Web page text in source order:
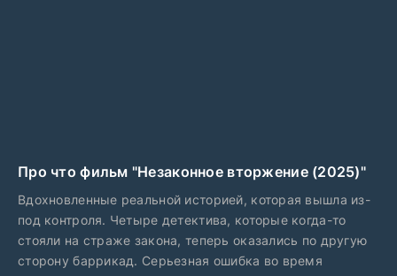
Про что фильм "Незаконное вторжение (2025)"
Вдохновленные реальной историей, которая вышла из-
под контроля. Четыре детектива, которые когда-то
стояли на страже закона, теперь оказались по другую
сторону баррикад. Серьезная ошибка во время